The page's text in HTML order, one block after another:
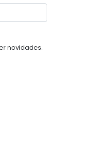
novidades.